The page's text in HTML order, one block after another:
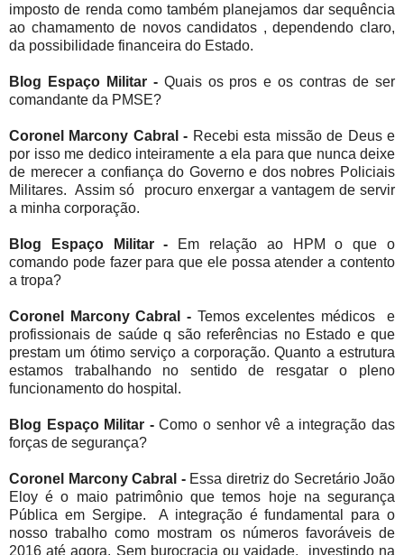
imposto de renda como também planejamos dar sequência
ao chamamento de novos candidatos , dependendo claro,
da possibilidade financeira do Estado.
Blog Espaço Militar -Quais os pros e os contras de ser
comandante da PMSE?
Coronel Marcony Cabral - Recebi esta missão de Deus e
por isso me dedico inteiramente a ela para que nunca deixe
de merecer a confiança do Governo e dos nobres Policiais
Militares. Assim só procuro enxergar a vantagem de servir
a minha corporação.
Blog Espaço Militar - Em relação ao HPM o que o
comando pode fazer para que ele possa atender a contento
a tropa?
Coronel Marcony Cabral -Temos excelentes médicos e
profissionais de saúde q são referências no Estado e que
prestam um ótimo serviço a corporação. Quanto a estrutura
estamos trabalhando no sentido de resgatar o pleno
funcionamento do hospital.
Blog Espaço Militar -Como o senhor vê a integração das
forças de segurança?
Coronel Marcony Cabral -Essa diretriz do Secretário João
Eloy é o maio patrimônio que temos hoje na segurança
Pública em Sergipe. A integração é fundamental para o
nosso trabalho como mostram os números favoráveis de
2016 até agora. Sem burocracia ou vaidade, investindo na